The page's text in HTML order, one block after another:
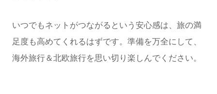
いつでもネットがつながるという安心感は、旅の満
足度も高めてくれるはずです。準備を万全にして、
海外旅行＆北欧旅行を思い切り楽しんでください。